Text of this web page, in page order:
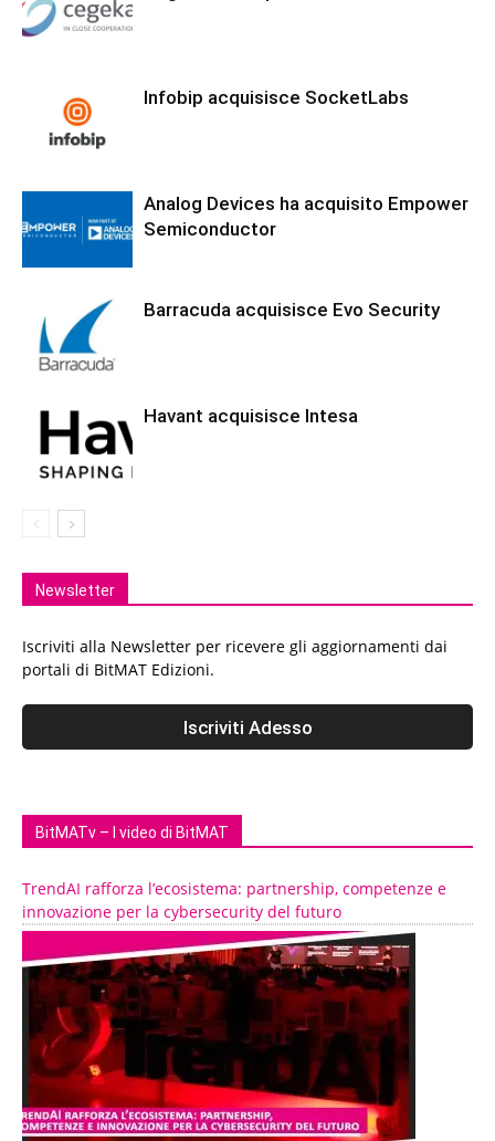
Infobip acquisisce SocketLabs
Analog Devices ha acquisito Empower
Semiconductor
Barracuda acquisisce Evo Security
Havant acquisisce Intesa
Newsletter
Iscriviti alla Newsletter per ricevere gli aggiornamenti dai
portali di BitMAT Edizioni.
BitMATv – I video di BitMAT
TrendAI rafforza l’ecosistema: partnership, competenze e
innovazione per la cybersecurity del futuro